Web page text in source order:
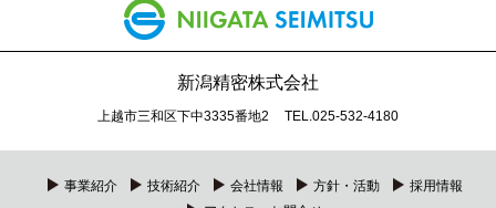
新潟精密株式会社
上越市三和区下中3335番地2 TEL.025-532-4180
事業紹介 技術紹介 会社情報 方針・活動
採用情報